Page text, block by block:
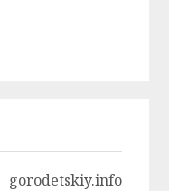
gorodetskiy.info